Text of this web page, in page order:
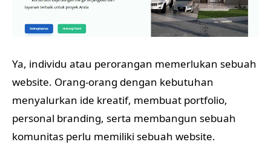
Ya, individu atau perorangan memerlukan sebuah
website. Orang-orang dengan kebutuhan
menyalurkan ide kreatif, membuat portfolio,
personal branding, serta membangun sebuah
komunitas perlu memiliki sebuah website.